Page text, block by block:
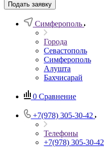
Подать заявку
Симферополь
Города
Севастополь
Симферополь
Алушта
Бахчисарай
0 Сравнение
+7(978) 305-30-42
Телефоны
+7(978) 305-30-42